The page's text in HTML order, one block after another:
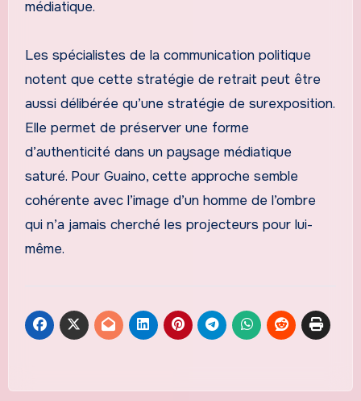
médiatique.
Les spécialistes de la communication politique
notent que cette stratégie de retrait peut être
aussi délibérée qu’une stratégie de surexposition.
Elle permet de préserver une forme
d’authenticité dans un paysage médiatique
saturé. Pour Guaino, cette approche semble
cohérente avec l’image d’un homme de l’ombre
qui n’a jamais cherché les projecteurs pour lui-
même.